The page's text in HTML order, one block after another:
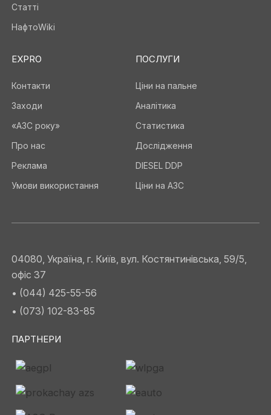
Статті
НафтоWiki
EXPRO
Контакти
Заходи
«АЗС року»
Про нас
Реклама
Умови використання
ПОСЛУГИ
Ціни на пальне
Аналітика
Статистика
Дослідження
DIESEL DDP
Ціни на АЗС
04080, Україна, г. Київ, вул. Костянтинівська, 59/5,
офіс 37
• (044) 425-55-56
• (073) 102-83-85
ПАРТНЕРИ